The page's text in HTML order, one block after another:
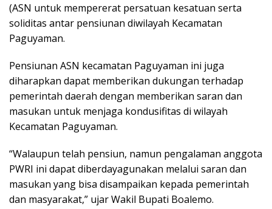
(ASN untuk mempererat persatuan kesatuan serta
soliditas antar pensiunan diwilayah Kecamatan
Paguyaman.
Pensiunan ASN kecamatan Paguyaman ini juga
diharapkan dapat memberikan dukungan terhadap
pemerintah daerah dengan memberikan saran dan
masukan untuk menjaga kondusifitas di wilayah
Kecamatan Paguyaman.
“Walaupun telah pensiun, namun pengalaman anggota
PWRI ini dapat diberdayagunakan melalui saran dan
masukan yang bisa disampaikan kepada pemerintah
dan masyarakat,” ujar Wakil Bupati Boalemo.